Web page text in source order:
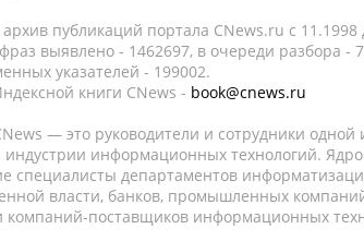
публикаций портала CNews.ru c 11.1998
выявлено - 1462697, в очереди разбора -
указателей - 199002.
книги CNews - book@cnews.ru
— это руководители и сотрудники
индустрии информационных технологий.
специалисты департаментов
власти, банков, промышленных
компаний-поставщиков информационных